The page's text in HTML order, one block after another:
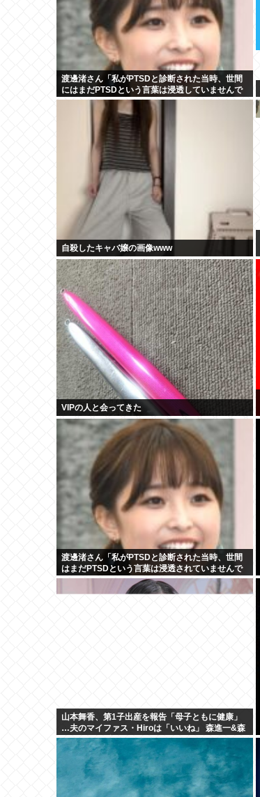
渡邊渚さん「私がPTSDと診断された当時、世間
にはまだPTSDという言葉は浸透していませんで
した」
自殺したキャバ嬢の画像www
VIPの人と会ってきた
渡邊渚さん「私がPTSDと診断された当時、世間
はまだPTSDという言葉は浸透されていませんで
した」
山本舞香、第1子出産を報告「母子ともに健康」
…夫のマイファス・Hiroは「いいね」 森進一&森
昌子さんの孫